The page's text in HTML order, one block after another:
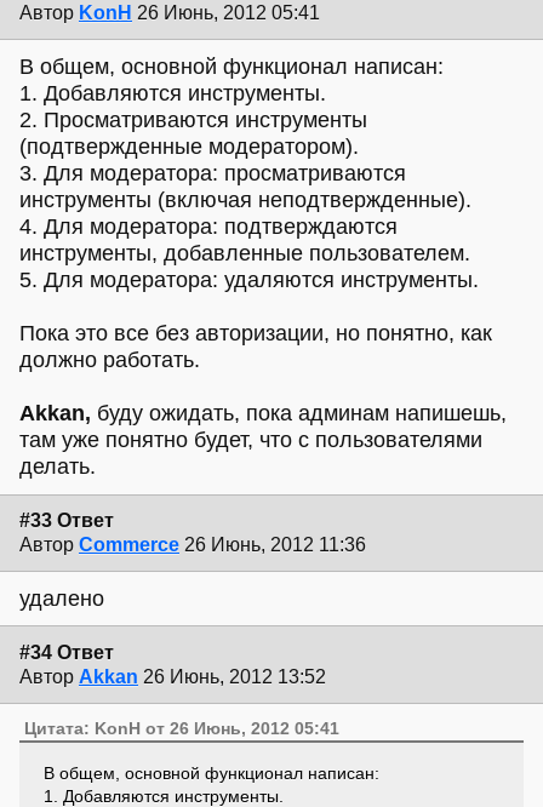
Автор KonH 26 Июнь, 2012 05:41
В общем, основной функционал написан:
1. Добавляются инструменты.
2. Просматриваются инструменты
(подтвержденные модератором).
3. Для модератора: просматриваются
инструменты (включая неподтвержденные).
4. Для модератора: подтверждаются
инструменты, добавленные пользователем.
5. Для модератора: удаляются инструменты.
Пока это все без авторизации, но понятно, как
должно работать.
Akkan, буду ожидать, пока админам напишешь,
там уже понятно будет, что с пользователями
делать.
#33 Ответ
Автор Commerce 26 Июнь, 2012 11:36
удалено
#34 Ответ
Автор Akkan 26 Июнь, 2012 13:52
Цитата: KonH от 26 Июнь, 2012 05:41
В общем, основной функционал написан:
1. Добавляются инструменты.